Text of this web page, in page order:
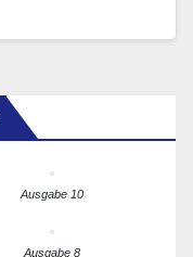
Ausgabe 10
Ausgabe 8